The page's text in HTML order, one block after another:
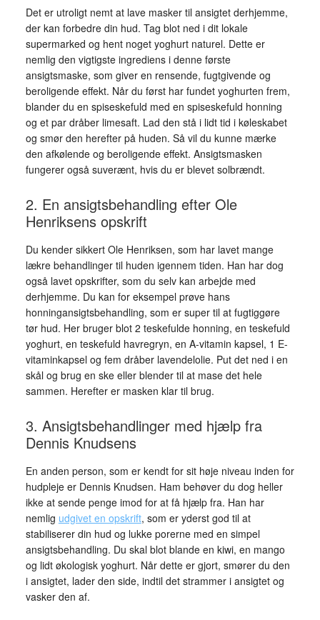
Det er utroligt nemt at lave masker til ansigtet derhjemme,
der kan forbedre din hud. Tag blot ned i dit lokale
supermarked og hent noget yoghurt naturel. Dette er
nemlig den vigtigste ingrediens i denne første
ansigtsmaske, som giver en rensende, fugtgivende og
beroligende effekt. Når du først har fundet yoghurten frem,
blander du en spiseskefuld med en spiseskefuld honning
og et par dråber limesaft. Lad den stå i lidt tid i køleskabet
og smør den herefter på huden. Så vil du kunne mærke
den afkølende og beroligende effekt. Ansigtsmasken
fungerer også suverænt, hvis du er blevet solbrændt.
2. En ansigtsbehandling efter Ole
Henriksens opskrift
Du kender sikkert Ole Henriksen, som har lavet mange
lækre behandlinger til huden igennem tiden. Han har dog
også lavet opskrifter, som du selv kan arbejde med
derhjemme. Du kan for eksempel prøve hans
honningansigtsbehandling, som er super til at fugtiggøre
tør hud. Her bruger blot 2 teskefulde honning, en teskefuld
yoghurt, en teskefuld havregryn, en A-vitamin kapsel, 1 E-
vitaminkapsel og fem dråber lavendelolie. Put det ned i en
skål og brug en ske eller blender til at mase det hele
sammen. Herefter er masken klar til brug.
3. Ansigtsbehandlinger med hjælp fra
Dennis Knudsens
En anden person, som er kendt for sit høje niveau inden for
hudpleje er Dennis Knudsen. Ham behøver du dog heller
ikke at sende penge imod for at få hjælp fra. Han har
nemlig udgivet en opskrift, som er yderst god til at
stabiliserer din hud og lukke porerne med en simpel
ansigtsbehandling. Du skal blot blande en kiwi, en mango
og lidt økologisk yoghurt. Når dette er gjort, smører du den
i ansigtet, lader den side, indtil det strammer i ansigtet og
vasker den af.